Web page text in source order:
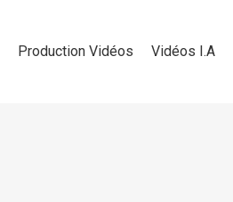
Production Vidéos Vidéos I.A